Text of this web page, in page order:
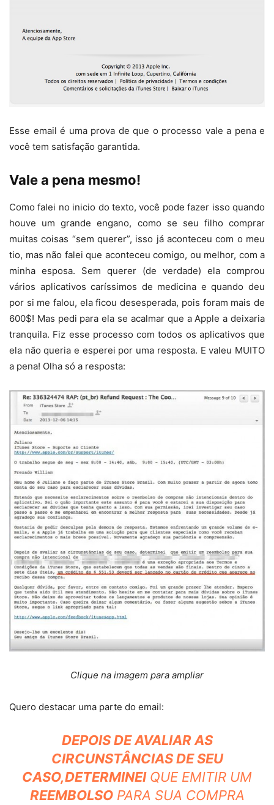
Esse email é uma prova de que o processo vale a pena e
você tem satisfação garantida.
Vale a pena mesmo!
Como falei no inicio do texto, você pode fazer isso quando
houve um grande engano, como se seu filho comprar
muitas coisas “sem querer”, isso já aconteceu com o meu
tio, mas não falei que aconteceu comigo, ou melhor, com a
minha esposa. Sem querer (de verdade) ela comprou
vários aplicativos caríssimos de medicina e quando deu
por si me falou, ela ficou desesperada, pois foram mais de
600$! Mas pedi para ela se acalmar que a Apple a deixaria
tranquila. Fiz esse processo com todos os aplicativos que
ela não queria e esperei por uma resposta. E valeu MUITO
a pena! Olha só a resposta:
Clique na imagem para ampliar
Quero destacar uma parte do email:
DEPOIS DE AVALIAR AS
CIRCUNSTÂNCIAS DE SEU
CASO,DETERMINEIQUE EMITIR UM
REEMBOLSOPARA SUA COMPRA